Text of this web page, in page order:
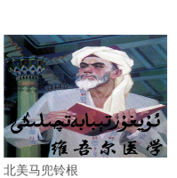
北美马兜铃根